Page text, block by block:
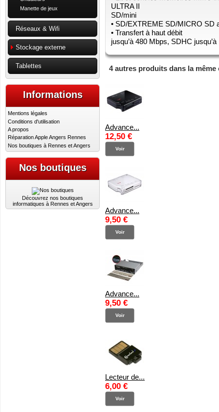
Manette de jeux
Réseaux & Wifi
Stockage externe
Tablettes
Informations
Mentions légales
Conditions d'utilisation
A propos
Réparation Apple Angers Rennes
Nos boutiques à Rennes et Angers
Nos boutiques
Découvrez nos boutiques
informatiques à Rennes et Angers
ULTRA II
SD/mini
• SD/EXTREME SD/MICRO SD
• Transfert à haut débit
jusqu’à 480 Mbps, SDHC jusqu’à
4 autres produits dans la même
Advance...
12,50 €
Voir
Advance...
9,50 €
Voir
Advance...
9,50 €
Voir
Lecteur de...
6,00 €
Voir